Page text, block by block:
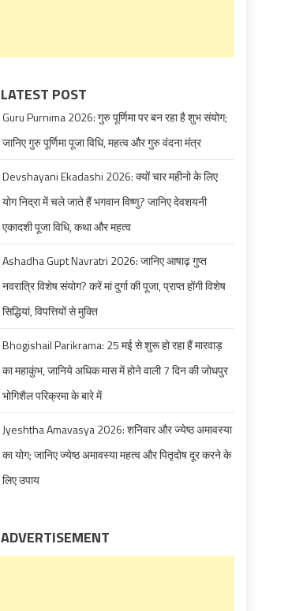
LATEST POST
Guru Purnima 2026: गुरु पूर्णिमा पर बन रहा है शुभ संयोग;
जानिए गुरु पूर्णिमा पूजा विधि, महत्व और गुरु वंदना मंत्र
Devshayani Ekadashi 2026: क्यों चार महीनो के लिए
योग निद्रा में चले जाते हैं भगवान विष्णु? जानिए देवशयनी
एकादशी पूजा विधि, कथा और महत्व
Ashadha Gupt Navratri 2026: जानिए आषाढ़ गुप्त
नवरात्रि विशेष संयोग? करें मां दुर्गा की पूजा, प्राप्त होंगी विशेष
सिद्धियां, विपत्तियों से मुक्ति
Bhogishail Parikrama: 25 मई से शुरू हो रहा हैं मारवाड़
का महाकुंभ, जानिये अधिक मास में होने वाली 7 दिन की जोधपुर
भोगिशैल परिक्रमा के बारे में
Jyeshtha Amavasya 2026: शनिवार और ज्येष्ठ अमावस्या
का योग; जानिए ज्येष्ठ अमावस्या महत्व और पितृदोष दूर करने के
लिए उपाय
ADVERTISEMENT